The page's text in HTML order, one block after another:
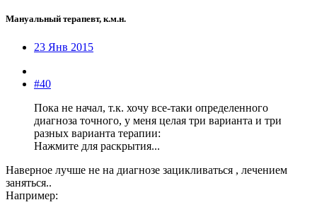
Мануальный терапевт, к.м.н.
23 Янв 2015
#40
Пока не начал, т.к. хочу все-таки определенного
диагноза точного, у меня целая три варианта и три
разных варианта терапии:
Нажмите для раскрытия...
Наверное лучше не на диагнозе зацикливаться , лечением
заняться..
Например: